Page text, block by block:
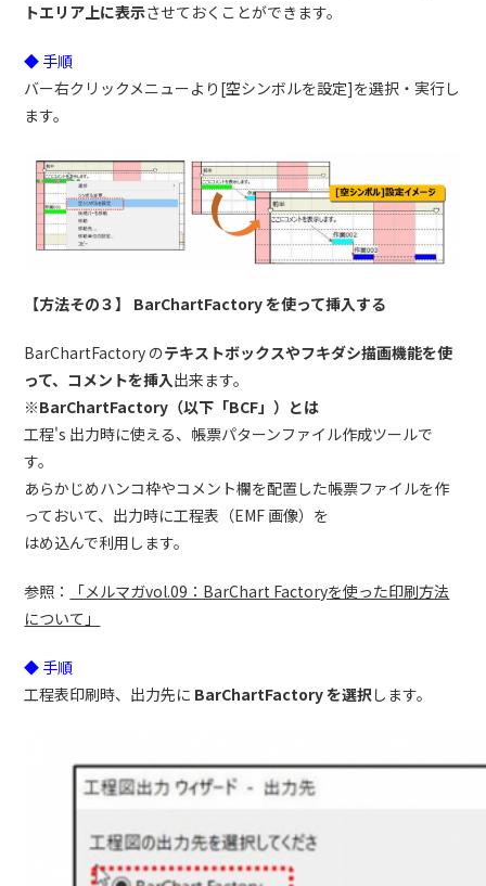
トエリア上に表示させておくことができます。
◆ 手順
バー右クリックメニューより[空シンボルを設定]を選択・実行し
ます。
【方法その３】 BarChartFactory を使って挿入する
BarChartFactory のテキストボックスやフキダシ描画機能を使
って、コメントを挿入出来ます。
※BarChartFactory（以下「BCF」）とは
工程's 出力時に使える、帳票パターンファイル作成ツールで
す。
あらかじめハンコ枠やコメント欄を配置した帳票ファイルを作
っておいて、出力時に工程表（EMF 画像）を
はめ込んで利用します。
参照：
「メルマガvol.09：BarChart Factoryを使った印刷方法
について」
◆ 手順
工程表印刷時、出力先に BarChartFactory を選択 します。